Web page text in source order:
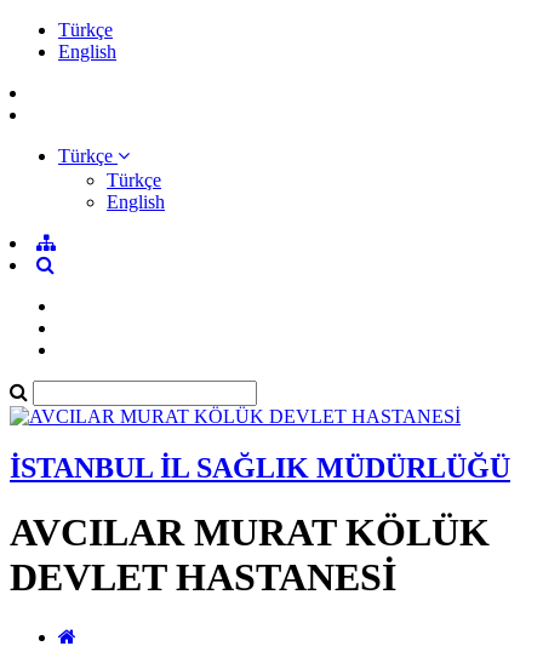
Türkçe
English
Türkçe
Türkçe
English
İSTANBUL İL SAĞLIK MÜDÜRLÜĞÜ
AVCILAR MURAT KÖLÜK
DEVLET HASTANESİ